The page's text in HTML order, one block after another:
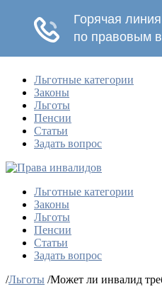
Льготные категории
Законы
Льготы
Пенсии
Статьи
Задать вопрос
Льготные категории
Законы
Льготы
Пенсии
Статьи
Задать вопрос
/Льготы /Может ли инвалид